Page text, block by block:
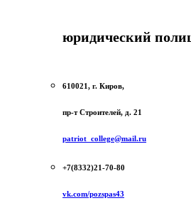
юридический
610021, г. Киров,
пр-т Строителей, д. 21
patriot_college@mail.ru
+7(8332)21-70-80
vk.com/pozspas43